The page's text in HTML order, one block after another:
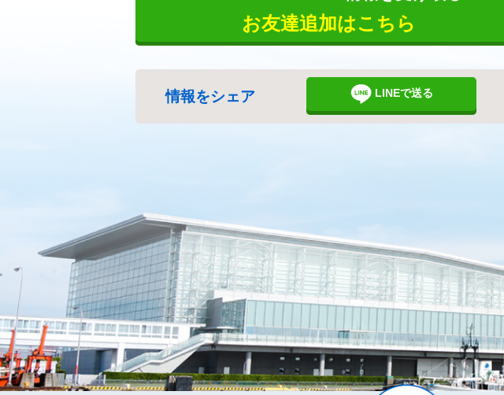
お友達追加はこちら
情報をシェア LINEで送る